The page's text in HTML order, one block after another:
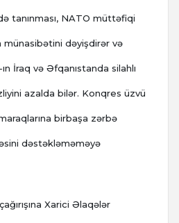
tanınması, NATO müttəfiqi
dəyişdirər və
İraq və Əfqanıstanda silahlı
azalda bilər. Konqres üzvü
birbaşa zərbə
dəstəkləməməyə
Xarici Əlaqələr